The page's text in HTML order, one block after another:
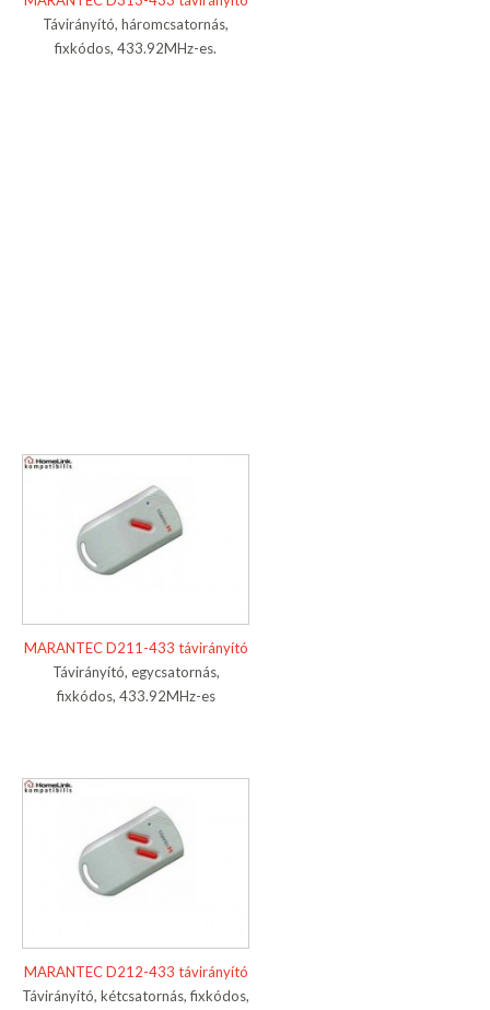
Távirányító, háromcsatornás,
fixkódos, 433.92MHz-es.
MARANTEC D211-433 távirányító
Távirányító, egycsatornás,
fixkódos, 433.92MHz-es
MARANTEC D212-433 távirányító
Távirányító, kétcsatornás, fixkódos,